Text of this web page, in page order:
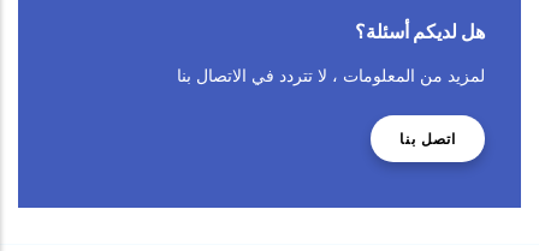
هل لديكم أسئلة؟
لمزيد من المعلومات ، لا تتردد في الاتصال بنا
اتصل بنا